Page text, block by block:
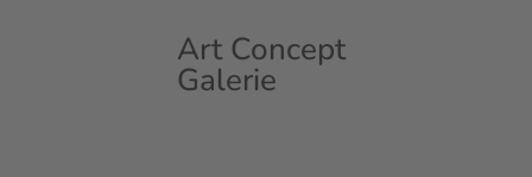
Art Concept
Galerie